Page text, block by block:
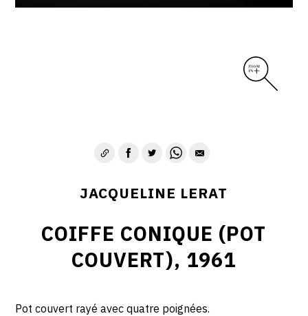
JACQUELINE LERAT
COIFFE CONIQUE (POT
COUVERT), 1961
Pot couvert rayé avec quatre poignées.